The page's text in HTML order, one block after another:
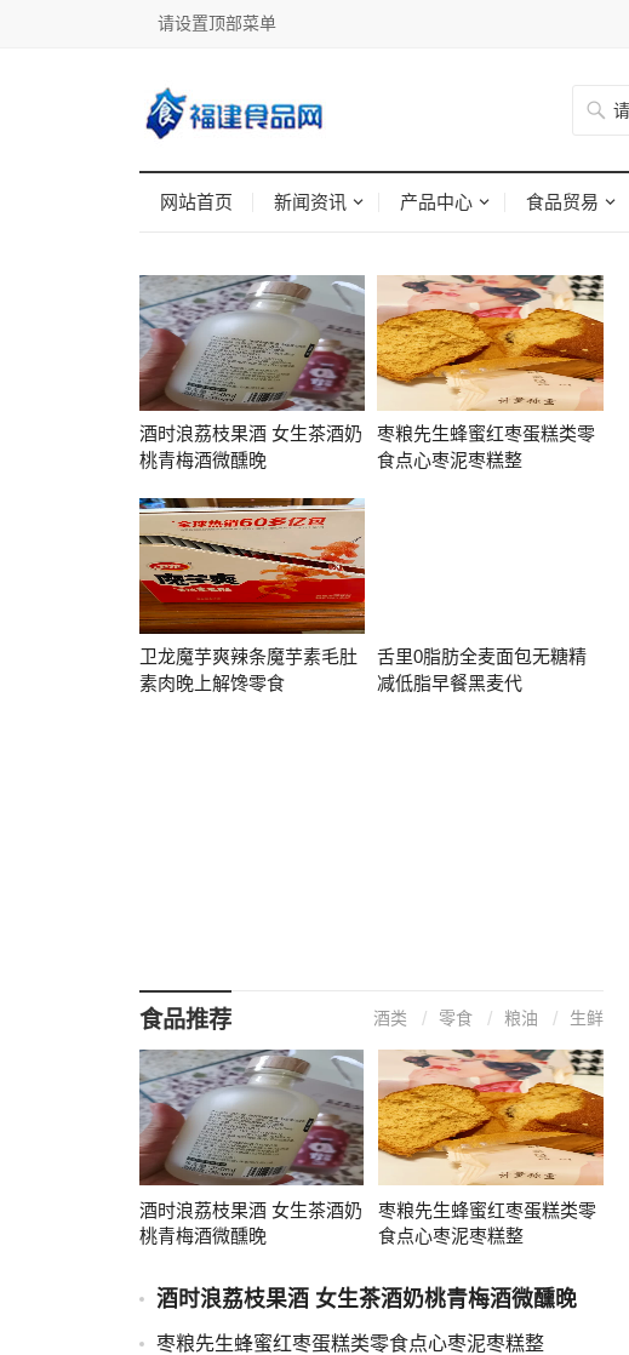
请设置顶部菜单
网站首页 新闻资讯 产品中心 食品贸易
云洱雾山泉水：深岩涌泉，天然弱碱好水
酒时浪荔枝果酒 女生茶酒奶
桃青梅酒微醺晚
枣粮先生蜂蜜红枣蛋糕类零
食点心枣泥枣糕整
卫龙魔芋爽辣条魔芋素毛肚
素肉晚上解馋零食
舌里0脂肪全麦面包无糖精
减低脂早餐黑麦代
食品推荐 酒类 零食 粮油 生鲜
酒时浪荔枝果酒 女生茶酒奶
桃青梅酒微醺晚
枣粮先生蜂蜜红枣蛋糕类零
食点心枣泥枣糕整
酒时浪荔枝果酒 女生茶酒奶桃青梅酒微醺晚
枣粮先生蜂蜜红枣蛋糕类零食点心枣泥枣糕整